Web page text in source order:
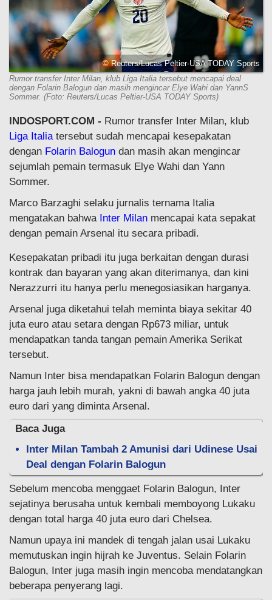
© Reuters/Lucas Peltier-USA TODAY Sports
Rumor transfer Inter Milan, klub Liga Italia tersebut mencapai deal
dengan Folarin Balogun dan masih mengincar Elye Wahi dan YannS
Sommer. (Foto: Reuters/Lucas Peltier-USA TODAY Sports)
INDOSPORT.COM - Rumor transfer Inter Milan, klub
Liga Italia tersebut sudah mencapai kesepakatan
dengan Folarin Balogun dan masih akan mengincar
sejumlah pemain termasuk Elye Wahi dan Yann
Sommer.
Marco Barzaghi selaku jurnalis ternama Italia
mengatakan bahwa Inter Milan mencapai kata sepakat
dengan pemain Arsenal itu secara pribadi.
Kesepakatan pribadi itu juga berkaitan dengan durasi
kontrak dan bayaran yang akan diterimanya, dan kini
Nerazzurri itu hanya perlu menegosiasikan harganya.
Arsenal juga diketahui telah meminta biaya sekitar 40
juta euro atau setara dengan Rp673 miliar, untuk
mendapatkan tanda tangan pemain Amerika Serikat
tersebut.
Namun Inter bisa mendapatkan Folarin Balogun dengan
harga jauh lebih murah, yakni di bawah angka 40 juta
euro dari yang diminta Arsenal.
Baca Juga
Inter Milan Tambah 2 Amunisi dari Udinese Usai
Deal dengan Folarin Balogun
Sebelum mencoba menggaet Folarin Balogun, Inter
sejatinya berusaha untuk kembali memboyong Lukaku
dengan total harga 40 juta euro dari Chelsea.
Namun upaya ini mandek di tengah jalan usai Lukaku
memutuskan ingin hijrah ke Juventus. Selain Folarin
Balogun, Inter juga masih ingin mencoba mendatangkan
beberapa penyerang lagi.